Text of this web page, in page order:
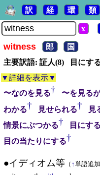
訳 経 環 類
x
witness 郎
国
主要訳語: 証人(8) 目にす
▼詳細を表示▼
〜なのを見る† 〜を見る
わかる† 見せられる† 見
情景にぶつかる† 目にする
目の当たりにする†
●イディオム等（ ↑単語追